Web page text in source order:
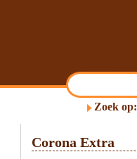
Zoek op:
Corona Extra